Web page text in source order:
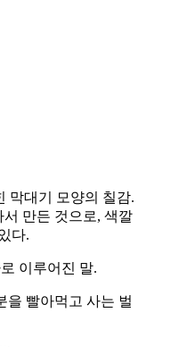
막대기 모양의 칠감.
만든 것으로, 색깔
다.
이루어진 말.
을 빨아먹고 사는 벌